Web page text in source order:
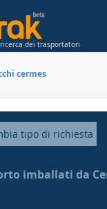
dei trasportatori
cermes
tipo di richiesta
imballati da